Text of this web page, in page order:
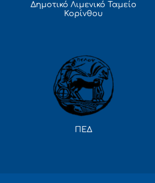
Δημοτικό Λιμενικό Ταμείο
Κορίνθου
ΠΕΔ